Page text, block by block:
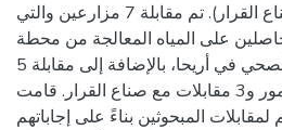
تصنيف وتغليف التمور، صناع القرار). تم مقابلة 7 مزارعين والتي
الحاصلين على المياه المعالجة من محطة
معالجة مياه الصرف الصحي في أريحا، بالإضافة إلى مقابلة 5
شركات تصنيف وتغليف التمور و3 مقابلات مع صناع القرار. قامت
لمقابلات المبحوثين بناءً على إجاباتهم